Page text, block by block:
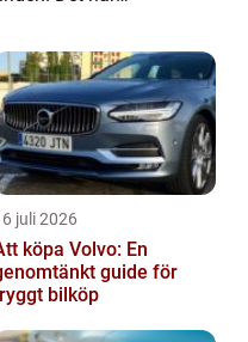
människor mö...
juli 2026
köpa Volvo: En
guide för
bilköp